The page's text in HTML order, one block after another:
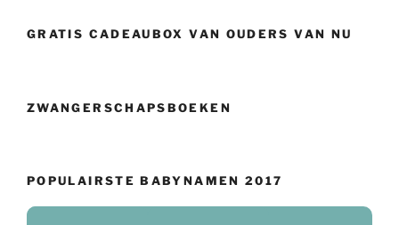
GRATIS CADEAUBOX VAN OUDERS VAN NU
ZWANGERSCHAPSBOEKEN
POPULAIRSTE BABYNAMEN 2017